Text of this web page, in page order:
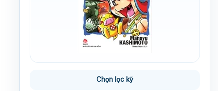
Chọn lọc kỹ